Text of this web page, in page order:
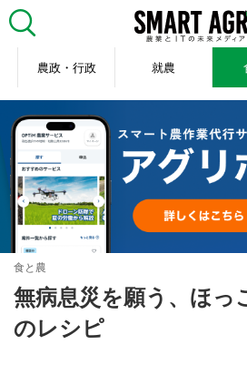
農政・行政 就農
食と農
無病息災を願う、ほっ
のレシピ